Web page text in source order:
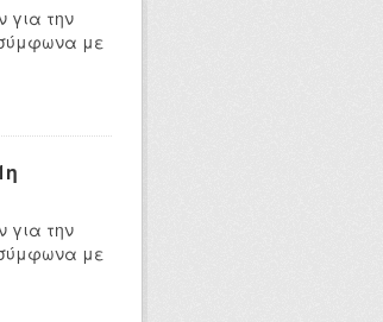
για την
σύμφωνα με
για την
σύμφωνα με